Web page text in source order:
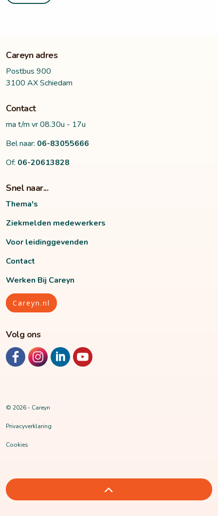
Careyn adres
Postbus 900
3100 AX Schiedam
Contact
ma t/m vr 08.30u - 17u
Bel naar: 06-83055666
Of: 06-20613828
Snel naar...
Thema's
Ziekmelden medewerkers
Voor leidinggevenden
Contact
Werken Bij Careyn
Careyn.nl
Volg ons
© 2026 - Careyn
Privacyverklaring
Cookies